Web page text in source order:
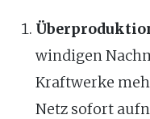
windigen
Kraftwerke
Netz sofort